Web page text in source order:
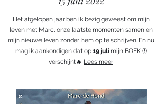
Het afgelopen jaar ben ik bezig geweest om mijn
leven met Marc, onze laatste momenten samen en
mijn nieuwe leven zonder hem op te schrijven. En nu
mag ik aankondigen dat op 19 juli mijn BOEK (!)
verschijnt🔥 Lees meer